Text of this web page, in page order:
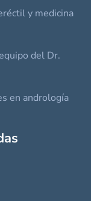
y medicina
del Dr.
en andrología